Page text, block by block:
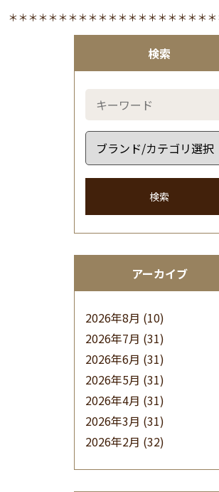
検索
検索
アーカイブ
2026年8月 (10)
2026年7月 (31)
2026年6月 (31)
2026年5月 (31)
2026年4月 (31)
2026年3月 (31)
2026年2月 (32)
＊＊＊＊＊＊＊＊＊＊＊＊＊＊＊＊＊＊＊＊＊